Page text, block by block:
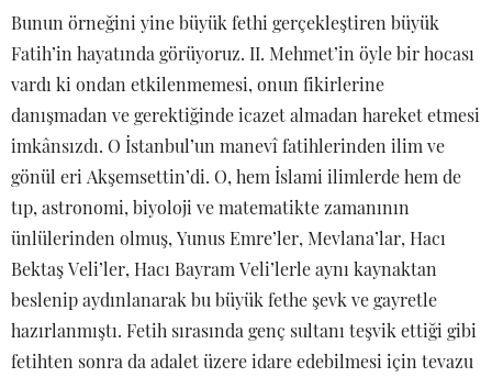
Bunun örneğini yine büyük fethi gerçekleştiren büyük
Fatih’in hayatında görüyoruz. II. Mehmet’in öyle bir hocası
vardı ki ondan etkilenmemesi, onun fikirlerine
danışmadan ve gerektiğinde icazet almadan hareket etmesi
imkânsızdı. O İstanbul’un manevî fatihlerinden ilim ve
gönül eri Akşemsettin’di. O, hem İslami ilimlerde hem de
tıp, astronomi, biyoloji ve matematikte zamanının
ünlülerinden olmuş, Yunus Emre’ler, Mevlana’lar, Hacı
Bektaş Veli’ler, Hacı Bayram Veli’lerle aynı kaynaktan
beslenip aydınlanarak bu büyük fethe şevk ve gayretle
hazırlanmıştı. Fetih sırasında genç sultanı teşvik ettiği gibi
fetihten sonra da adalet üzere idare edebilmesi için tevazu